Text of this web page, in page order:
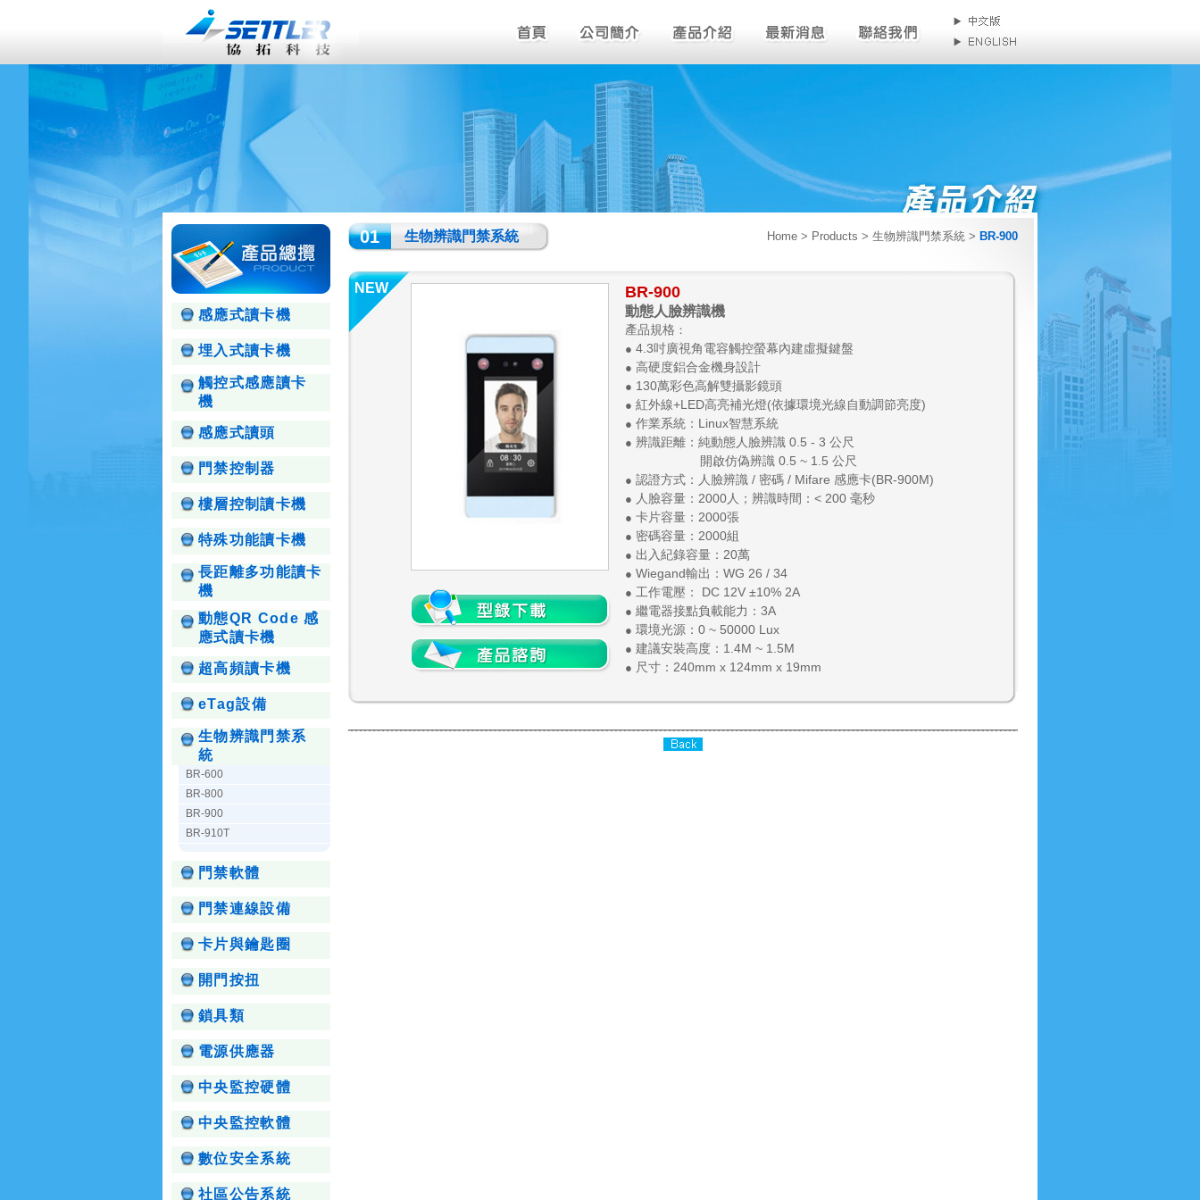
感應式讀卡機
埋入式讀卡機
觸控式感應讀卡
機
感應式讀頭
門禁控制器
樓層控制讀卡機
特殊功能讀卡機
長距離多功能讀卡
機
動態QR Code 感
應式讀卡機
超高頻讀卡機
eTag設備
生物辨識門禁系
統
BR-600
BR-800
BR-900
BR-910T
門禁軟體
門禁連線設備
卡片與鑰匙圈
開門按扭
鎖具類
電源供應器
中央監控硬體
中央監控軟體
數位安全系統
社區公告系統
01 生物辨識門禁系統 Home > Products > 生物辨識門禁系統 > BR-900
NEW BR-900
動態人臉辨識機
產品規格 ：
● 4.3吋廣視角電容觸控螢幕內建虛擬鍵盤
● 高硬度鋁合金機身設計
● 130萬彩色高解雙攝影鏡頭
● 紅外線+LED高亮補光燈(依據環境光線自動調節亮度)
● 作業系統：Linux智慧系統
● 辨識距離：純動態人臉辨識 0.5 - 3 公尺
開啟仿偽辨識 0.5 ~ 1.5 公尺
● 認證方式：人臉辨識 / 密碼 / Mifare 感應卡(BR-900M)
● 人臉容量：2000人；辨識時間：< 200 毫秒
● 卡片容量：2000張
● 密碼容量：2000組
● 出入紀錄容量：20萬
● Wiegand輸出：WG 26 / 34
● 工作電壓： DC 12V ±10% 2A
● 繼電器接點負載能力：3A
● 環境光源：0 ~ 50000 Lux
● 建議安裝高度：1.4M ~ 1.5M
● 尺寸：240mm x 124mm x 19mm